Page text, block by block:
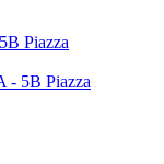
Piazza
- 5B Piazza